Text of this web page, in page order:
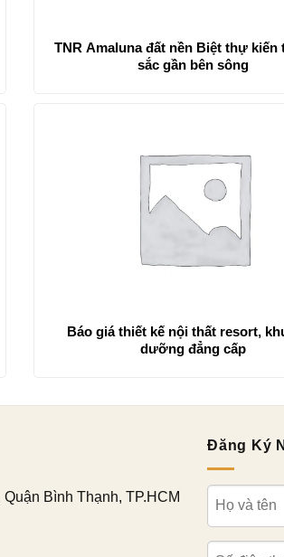
TNR Amaluna đất nền Biệt thự kiến
sắc gần bên sông
Báo giá thiết kế nội thất resort,
dưỡng đẳng cấp
Bình Thạnh, TP.HCM
Đăng Ký